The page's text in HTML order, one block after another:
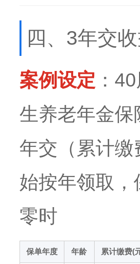
四、3年交
案例设定 ：
生养老年金
年交（累计
始按年领取
零时
保单年度 年龄 累计缴费(